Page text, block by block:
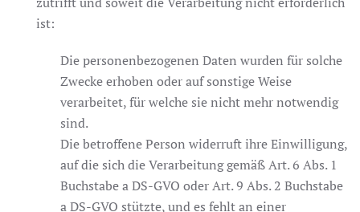
ist:
Die personenbezogenen Daten wurden für solche
Zwecke erhoben oder auf sonstige Weise
verarbeitet, für welche sie nicht mehr notwendig
sind.
Die betroffene Person widerruft ihre Einwilligung,
auf die sich die Verarbeitung gemäß Art. 6 Abs. 1
Buchstabe a DS-GVO oder Art. 9 Abs. 2 Buchstabe
a DS-GVO stützte, und es fehlt an einer